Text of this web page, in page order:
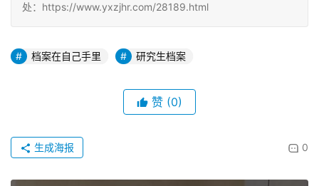
处：https://www.yxzjhr.com/28189.html
档案在自己手里 研究生档案
赞 (0)
0
生成海报